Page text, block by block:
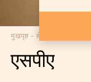
मुखपृष्ठ –सेवा
एसपीए